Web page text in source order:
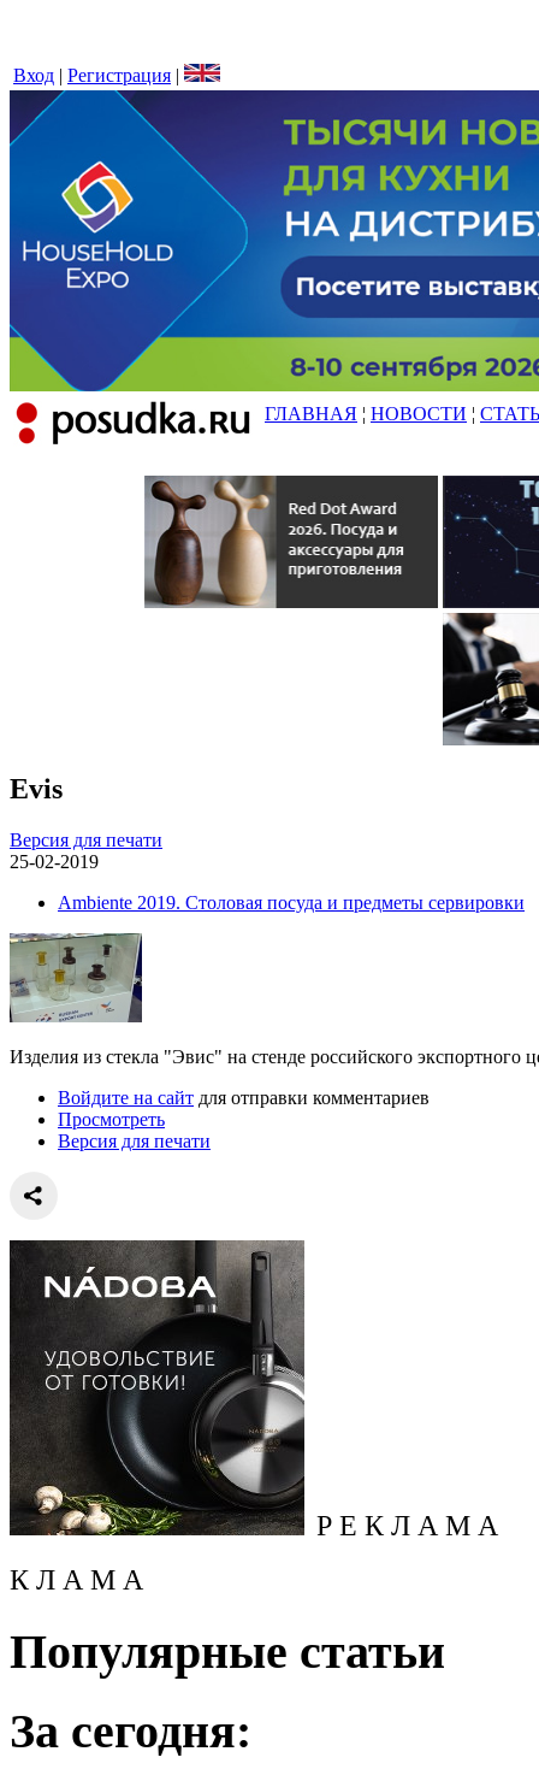
Вход | Регистрация |
ГЛАВНАЯ ¦ НОВОСТИ ¦
Evis
Версия для печати
25-02-2019
Ambiente 2019. Столовая посуда и предметы сервировки
Изделия из стекла "Эвис" на стенде российского экспортного
Войдите на сайт для отправки комментариев
Просмотреть
Версия для печати
Р Е К Л А М А
К Л А М А
Популярные статьи
За сегодня: